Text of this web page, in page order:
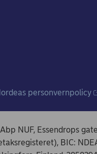
personvernpolicy
NUF, Essendrops
BIC: